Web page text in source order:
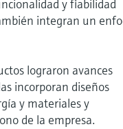
y fiabilidad
integran un
lograron avances
incorporan diseños
y materiales y
de la empresa.